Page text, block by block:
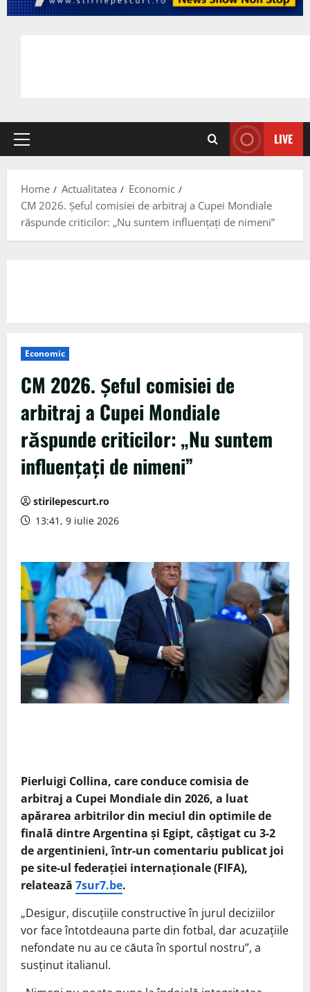
Primary
LIVE
Home Actualitatea
Economic
CM 2026. Șeful comisiei de arbitraj a Cupei Mondiale
răspunde criticilor: „Nu suntem influențați de nimeni”
Economic
CM 2026. Șeful comisiei de
arbitraj a Cupei Mondiale
răspunde criticilor: „Nu suntem
influențați de nimeni”
stirilepescurt.ro
13:41, 9 iulie 2026
Pierluigi Collina, care conduce comisia de
arbitraj a Cupei Mondiale din 2026, a luat
apărarea arbitrilor din meciul din optimile de
finală dintre Argentina și Egipt, câștigat cu 3-2
de argentinieni, într-un comentariu publicat joi
pe site-ul federației internaționale (FIFA),
relatează 7sur7.be.
„Desigur, discuțiile constructive în jurul deciziilor
vor face întotdeauna parte din fotbal, dar acuzațiile
nefondate nu au ce căuta în sportul nostru”, a
susținut italianul.